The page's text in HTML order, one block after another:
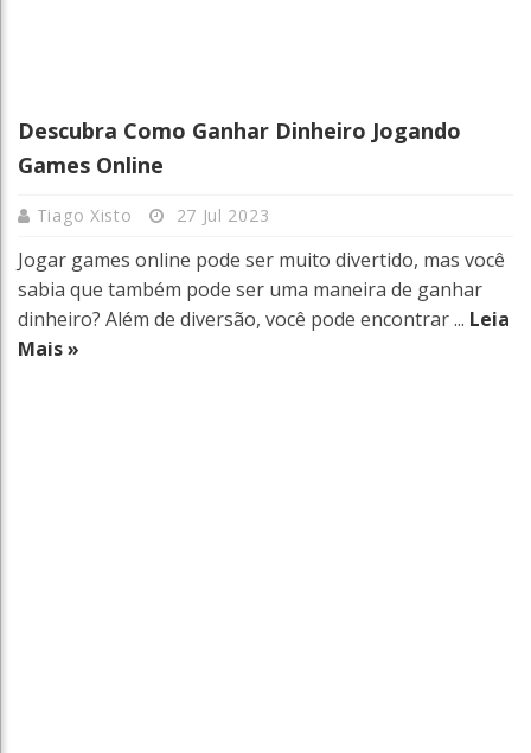
Descubra Como Ganhar Dinheiro Jogando
Games Online
Tiago Xisto 27 Jul 2023
Jogar games online pode ser muito divertido, mas você
sabia que também pode ser uma maneira de ganhar
dinheiro? Além de diversão, você pode encontrar ... Leia
Mais »